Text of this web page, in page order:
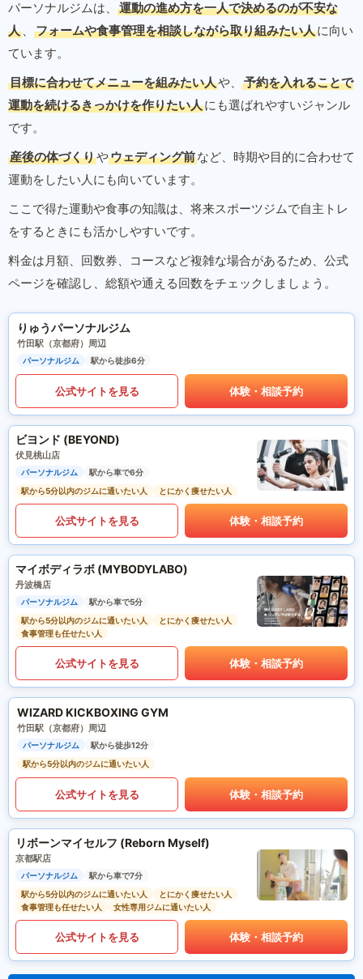
パーソナルジムは、
運動の進め方を一人で決めるのが不安な
人 、 フォームや食事管理を相談しながら取り組みたい人に向い
ています。
目標に合わせてメニューを組みたい人や、
予約を入れることで
運動を続けるきっかけを作りたい人にも選ばれやすいジャンル
です。
産後の体づくりやウェディング前など、時期や目的に合わせて
運動をしたい人にも向いています。
ここで得た運動や食事の知識は、将来スポーツジムで自主トレ
をするときにも活かしやすいです。
料金は月額、回数券、コースなど複雑な場合があるため、公式
ページを確認し、総額や通える回数をチェックしましょう。
りゅうパーソナルジム
竹田駅（京都府）周辺
パーソナルジム 駅から徒歩6分
公式サイトを見る 体験・相談予約
ビヨンド (BEYOND)
伏見桃山店
パーソナルジム
駅から車で6分
駅から5分以内のジムに通いたい人
とにかく痩せたい人
公式サイトを見る 体験・相談予約
マイボディラボ (MYBODYLABO)
丹波橋店
パーソナルジム
駅から車で5分
駅から5分以内のジムに通いたい人
とにかく痩せたい人
食事管理も任せたい人
公式サイトを見る 体験・相談予約
WIZARD KICKBOXING GYM
竹田駅（京都府）周辺
パーソナルジム
駅から徒歩12分
駅から5分以内のジムに通いたい人
公式サイトを見る 体験・相談予約
リボーンマイセルフ (Reborn Myself)
京都駅店
パーソナルジム
駅から車で7分
駅から5分以内のジムに通いたい人
とにかく痩せたい人
食事管理も任せたい人
女性専用ジムに通いたい人
公式サイトを見る 体験・相談予約